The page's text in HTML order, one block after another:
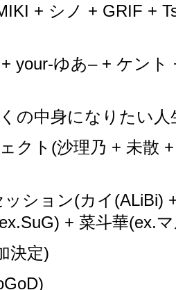
+ シノ + GRIF +
+ your-ゆあ– + ケント
の中身になりたい
クト (沙理乃 + 未散
ッション(カイ (ALiBi)
+ 菜斗華(ex.
決定)